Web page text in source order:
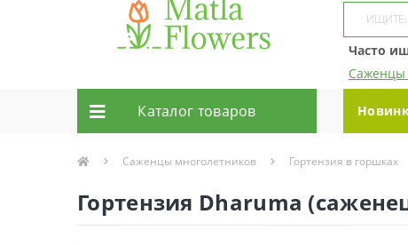
Часто
Саженцы
Каталог товаров
Саженцы многолетников Гортензия в горшках
Гортензия Dharuma